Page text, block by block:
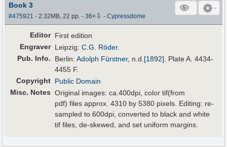
Book 3
#475921 - 2.32MB, 22 pp.-36× ⇩ -Cypressdome
Editor First edition
Engraver Leipzig:C.G. Röder.
Pub. Info. Berlin:Adolph Fürstner, n.d.[1892]. Plate A. 4434-
4455 F.
Copyright Public Domain
Misc. Notes Original images: ca.400dpi, color tif(from
pdf) files approx. 4310 by 5380 pixels. Editing: re-
sampled to 600dpi, converted to black and white
tif files, de-skewed, and set uniform margins.